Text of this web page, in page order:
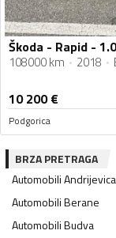
Škoda - Rapid -
108000 km 2018
10 200€
Podgorica
BRZA PRETRAGA
AutomobiliAndrijevica
AutomobiliBerane
AutomobiliBudva